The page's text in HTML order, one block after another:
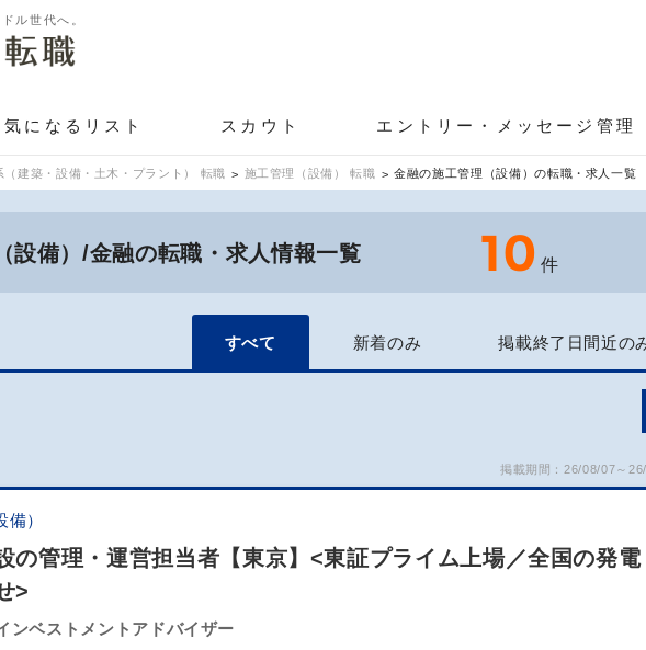
ル世代へ。
気になるリスト スカウト エントリー・メッセージ管理
（建築・設備・土木・プラント） 転職 施工管理（設備） 転職 金融の施工管理（設備）の転職・求人一覧
設備）/金融の転職・求人情報一覧 10 件
すべて 新着のみ 掲載終了日間近の
掲載期間：26/08/07～
）
の管理・運営担当者【東京】<東証プライム上場／全国の発電
>
ンベストメントアドバイザー